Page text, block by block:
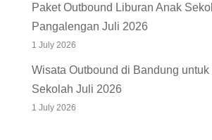
Paket Outbound Liburan Anak
Pangalengan Juli 2026
1 July 2026
Wisata Outbound di Bandung untuk
Sekolah Juli 2026
1 July 2026